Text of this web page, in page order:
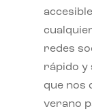
redes
rápido y
que nos
verano